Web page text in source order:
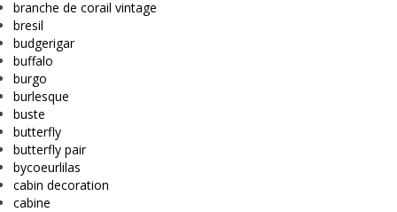
branche de corail vintage
bresil
budgerigar
buffalo
burgo
burlesque
buste
butterfly
butterfly pair
bycoeurlilas
cabin decoration
cabine